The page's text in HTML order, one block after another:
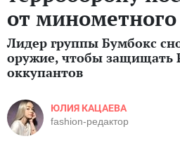
от минометного
Лидер группы Бумбокс
оружие, чтобы защищать
оккупантов
ЮЛИЯ КАЦАЕВА
fashion-редактор